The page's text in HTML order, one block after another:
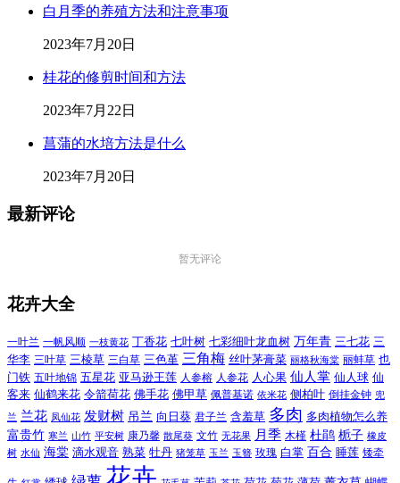
白月季的养殖方法和注意事项
2023年7月20日
桂花的修剪时间和方法
2023年7月22日
菖蒲的水培方法是什么
2023年7月20日
最新评论
暂无评论
花卉大全
一叶兰 一帆风顺 一枝黄花 丁香花 七叶树 七彩细叶龙血树 万年青 三七花 三
华李 三叶草 三棱草 三白草 三色堇 三角梅 丝叶茅膏菜 丽格秋海棠 丽蚌草 也
门铁 五叶地锦 五星花 亚马逊王莲 人参榕 人参花 人心果 仙人掌 仙人球 仙
客来 仙鹤来花 令箭荷花 佛手花 佛甲草 佩普基诺 依米花 侧柏叶 倒挂金钟 兜
兰 兰花 凤仙花 发财树 吊兰 向日葵 君子兰 含羞草 多肉 多肉植物怎么养
富贵竹 寒兰 山竹 平安树 康乃馨 散尾葵 文竹 无花果 月季 木槿 杜鹃 栀子 橡皮
树 水仙 海棠 滴水观音 熟菜 牡丹 猪笼草 玉兰 玉簪 玫瑰 白掌 百合 睡莲 矮牵